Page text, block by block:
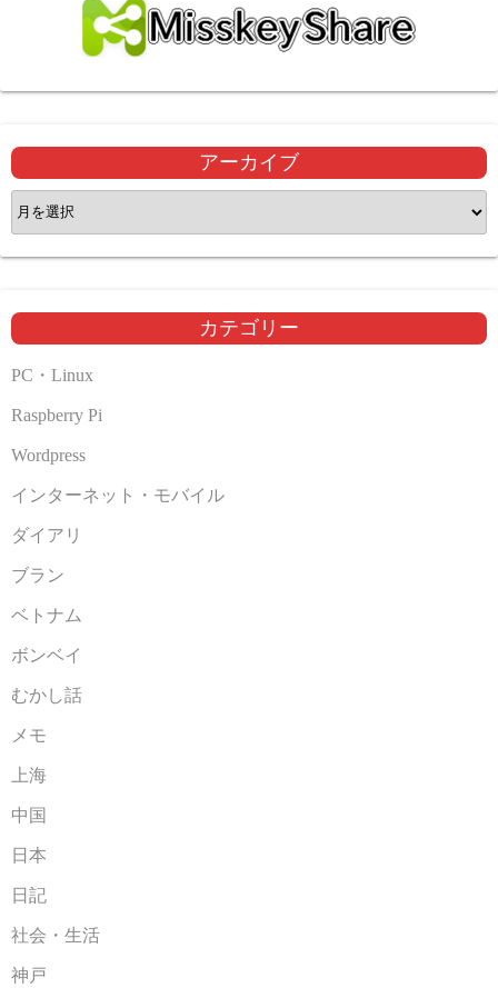
アーカイブ
ア
ー
カ
ブ
カテゴリー
PC・Linux
Raspberry Pi
Wordpress
インターネット・モバイル
ダイアリ
ブラン
ベトナム
ボンベイ
むかし話
メモ
上海
中国
日本
日記
社会・生活
神戸